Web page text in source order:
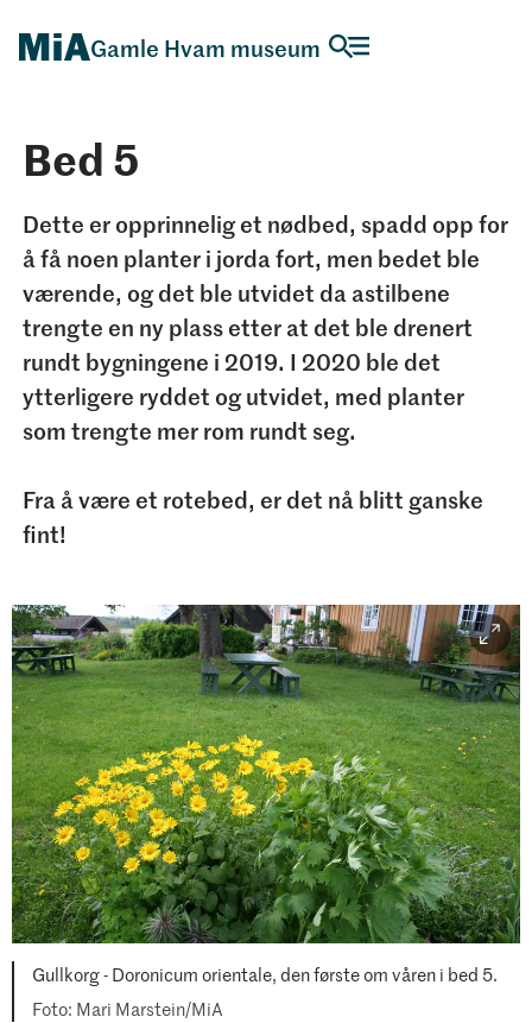
Gamle Hvam museum
Bed 5
Dette er opprinnelig et nødbed, spadd opp for
å få noen planter i jorda fort, men bedet ble
værende, og det ble utvidet da astilbene
trengte en ny plass etter at det ble drenert
rundt bygningene i 2019. I 2020 ble det
ytterligere ryddet og utvidet, med planter
som trengte mer rom rundt seg.
Fra å være et rotebed, er det nå blitt ganske
fint!
Gullkorg - Doronicum orientale, den første om våren i bed 5.
Mari Marstein/MiA